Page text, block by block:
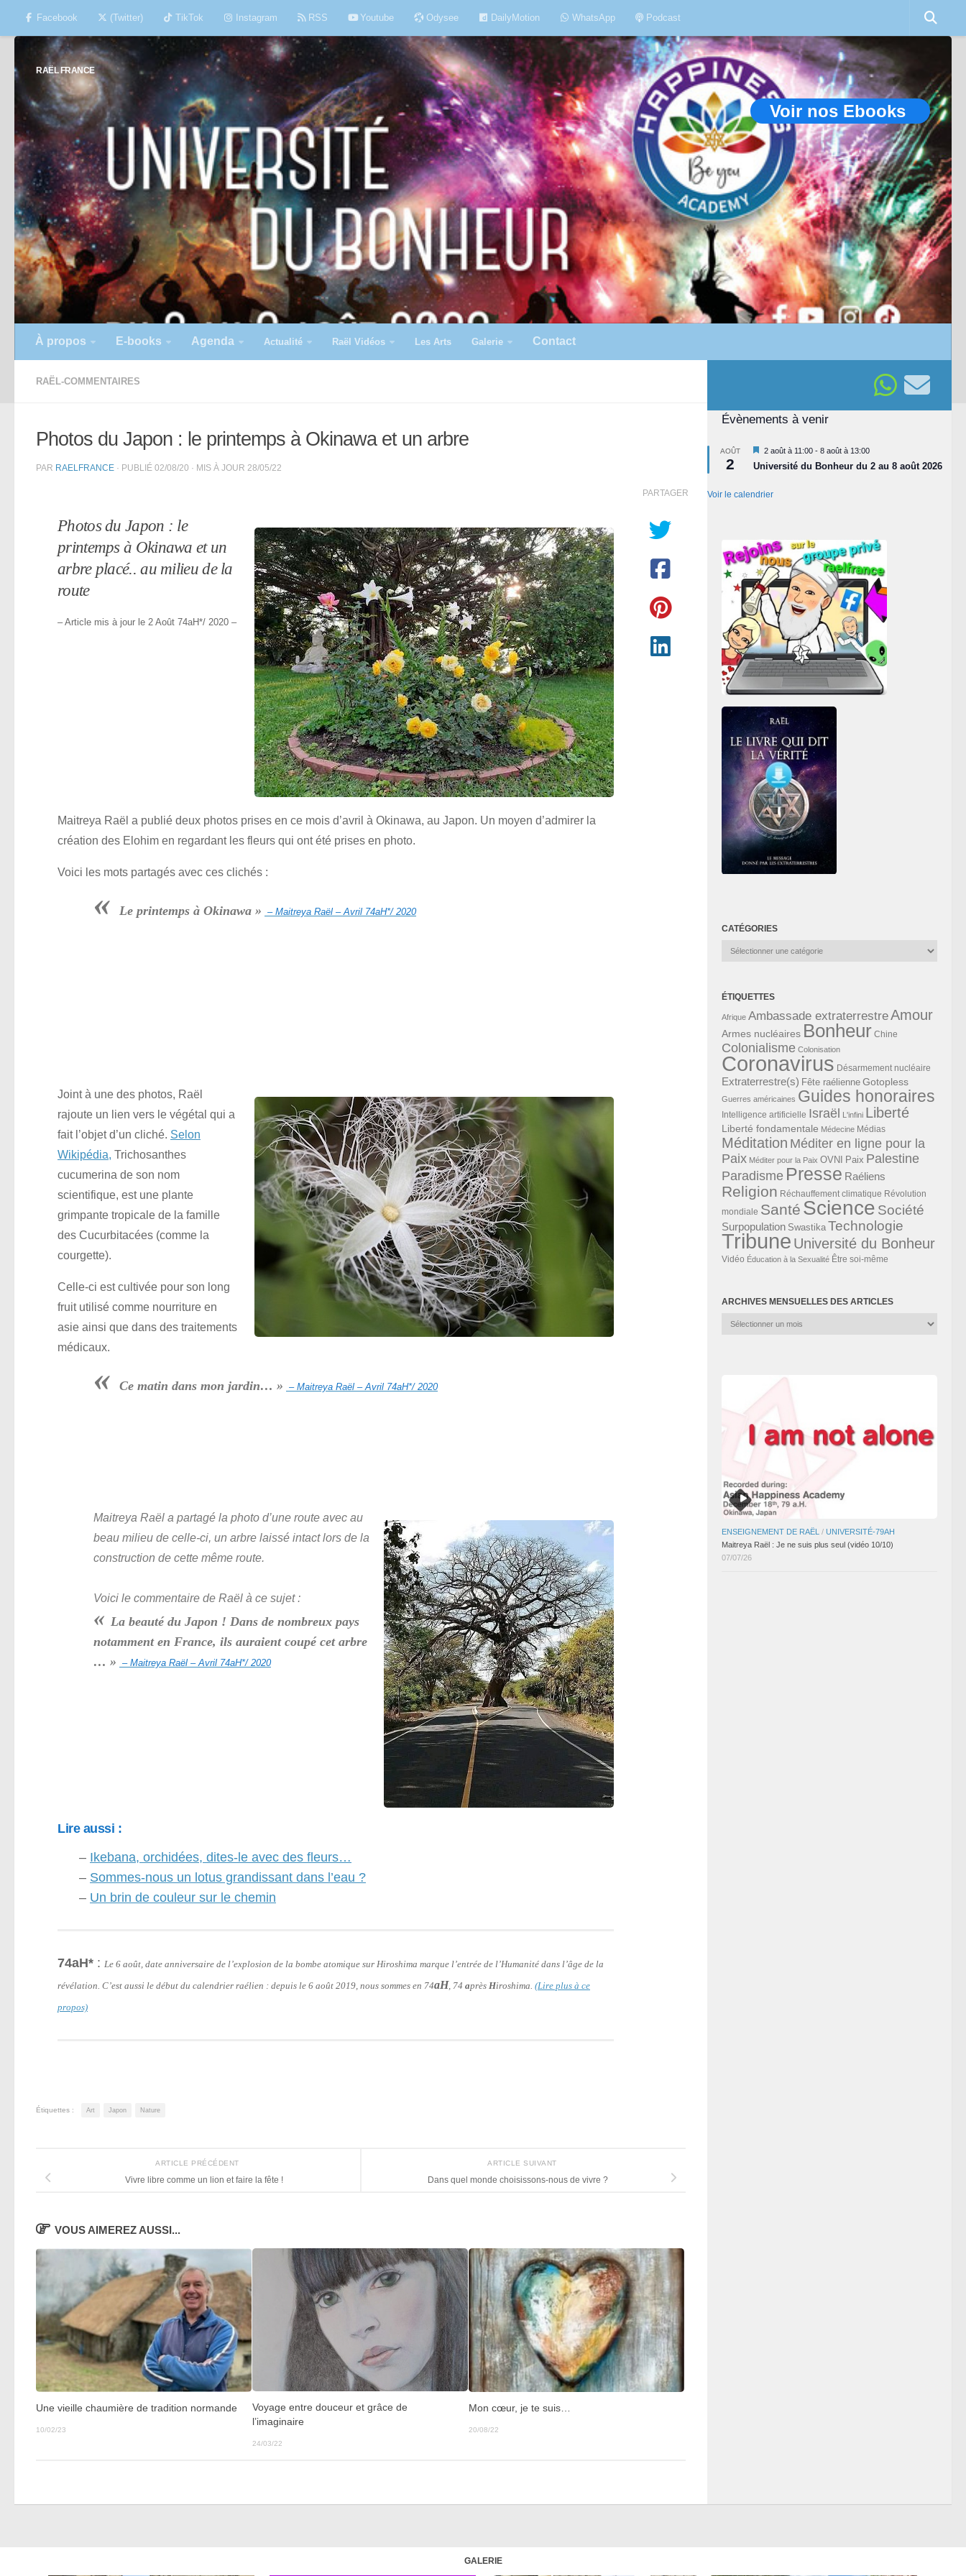
Skip to content
Facebook (Twitter) TikTok Instagram RSS Youtube Odysee DailyMotion WhatsApp Podcast
RAËL FRANCE
Voir nos Ebooks
À propos E-books Agenda Actualité Raël Vidéos Les Arts Galerie Contact
RAËL-COMMENTAIRES
Photos du Japon : le printemps à Okinawa et un arbre
PAR RAELFRANCE · PUBLIÉ 02/08/20 · MIS À JOUR 28/05/22
Photos du Japon : le
printemps à Okinawa et un
arbre placé.. au milieu de la
route
– Article mis à jour le 2 Août 74aH*/ 2020 –
Maitreya Raël a publié deux photos prises en ce mois d’avril à Okinawa, au Japon. Un moyen d’admirer la
création des Elohim en regardant les fleurs qui ont été prises en photo.
Voici les mots partagés avec ces clichés :
« Le printemps à Okinawa » – Maitreya Raël – Avril 74aH*/ 2020
Joint à une des photos, Raël
rajoute un lien vers le végétal qui a
fait l’objet d’un cliché. Selon
Wikipédia, Trichosanthes
cucumerina de son nom
scientifique, est une plante
grimpante tropicale de la famille
des Cucurbitacées (comme la
courgette).
Celle-ci est cultivée pour son long
fruit utilisé comme nourriture en
asie ainsi que dans des traitements
médicaux.
« Ce matin dans mon jardin… » – Maitreya Raël – Avril 74aH*/ 2020
Maitreya Raël a partagé la photo d’une route avec au
beau milieu de celle-ci, un arbre laissé intact lors de la
construction de cette même route.
Voici le commentaire de Raël à ce sujet :
« La beauté du Japon ! Dans de nombreux pays
notamment en France, ils auraient coupé cet arbre
… » – Maitreya Raël – Avril 74aH*/ 2020
Lire aussi :
– Ikebana, orchidées, dites-le avec des fleurs…
– Sommes-nous un lotus grandissant dans l’eau ?
– Un brin de couleur sur le chemin
74aH* : Le 6 août, date anniversaire de l’explosion de la bombe atomique sur Hiroshima marque l’entrée de l’Humanité dans l’âge de la
révélation. C’est aussi le début du calendrier raélien : depuis le 6 août 2019, nous sommes en 74aH , 74 après Hiroshima. (Lire plus à ce
propos)
PARTAGER
Étiquettes : Art Japon Nature
ARTICLE SUIVANT
Dans quel monde choisissons-nous de vivre ?
ARTICLE PRÉCÉDENT
Vivre libre comme un lion et faire la fête !
VOUS AIMEREZ AUSSI...
Une vieille chaumière de tradition normande
10/02/23
Voyage entre douceur et grâce de
l’imaginaire
24/03/22
Mon cœur, je te suis…
20/08/22
Évènements à venir
AOÛT
2
Mis
en
avant
2 août à 11:00 - 8 août à 13:00
Université du Bonheur du 2 au 8 août 2026
Voir le calendrier
CATÉGORIES
Catégories
ÉTIQUETTES
Afrique Ambassade extraterrestreAmour
Armes nucléaires Bonheur Chine
Colonialisme Colonisation
Coronavirus Désarmement nucléaire
Extraterrestre(s) Fête raélienne Gotopless
Guerres américaines Guides honoraires
Intelligence artificielle Israël L'infini Liberté
Liberté fondamentale Médecine Médias
Méditation Méditer en ligne pour la
Paix Méditer pour la Paix OVNI Paix Palestine
Paradisme Presse Raéliens
Religion Réchauffement climatique Révolution
mondiale Santé Science Société
Surpopulation Swastika Technologie
Tribune Université du Bonheur
Vidéo Éducation à la Sexualité Être soi-même
ARCHIVES MENSUELLES DES ARTICLES
Archives
ENSEIGNEMENT DE RAËL / UNIVERSITÉ-79AH
Maitreya Raël : Je ne suis plus seul (vidéo 10/10)
07/07/26
GALERIE